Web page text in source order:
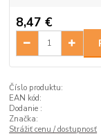
8,47 €
Číslo produktu:
EAN kód:
Dodanie :
Značka:
Strážiť cenu / dostupnosť